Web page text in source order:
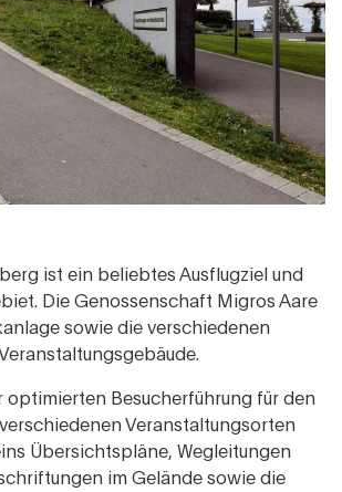
ist ein beliebtes Ausflugziel und
Die Genossenschaft Migros Aare
sowie die verschiedenen
optimierten Besucherführung für den
Veranstaltungsorten
Übersichtspläne, Wegleitungen
im Gelände sowie die